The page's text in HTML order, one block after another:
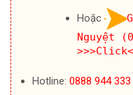
Hoặc
Nguyệt
Hotline: 0888 944 333